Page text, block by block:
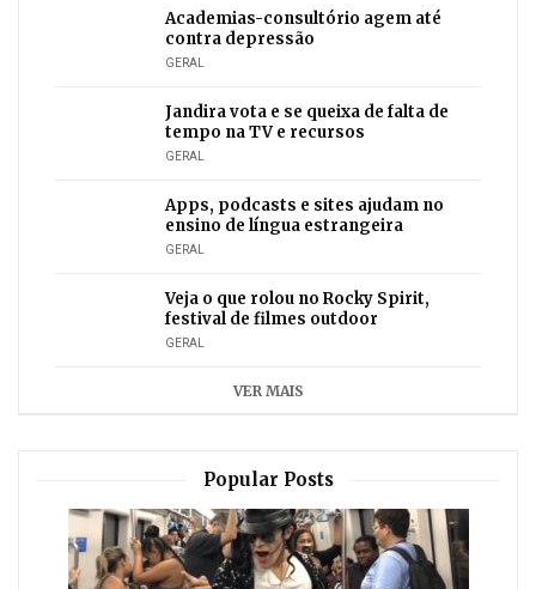
Academias-consultório agem até
contra depressão
GERAL
Jandira vota e se queixa de falta de
tempo na TV e recursos
GERAL
Apps, podcasts e sites ajudam no
ensino de língua estrangeira
GERAL
Veja o que rolou no Rocky Spirit,
festival de filmes outdoor
GERAL
VER MAIS
Popular Posts